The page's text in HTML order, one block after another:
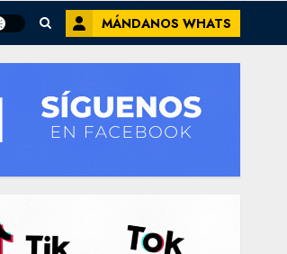
MÁNDANOS WHATS